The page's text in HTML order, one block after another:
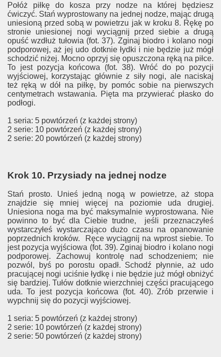
Połóż piłkę do kosza przy nodze na której będziesz
ćwiczyć. Stań wyprostowany na jednej nodze, mając drugą
uniesioną przed sobą w powietrzu jak w kroku 8. Rękę po
stronie uniesionej nogi wyciągnij przed siebie a drugą
opuść wzdłuż tułowia (fot. 37). Zginaj biodro i kolano nogi
podporowej, aż jej udo dotknie łydki i nie będzie już mógł
schodzić niżej. Mocno oprzyj się opuszczona ręką na piłce.
To jest pozycja końcowa (fot. 38). Wróć do po pozycji
wyjściowej, korzystając głównie z siły nogi, ale naciskaj
też ręką w dół na piłkę, by pomóc sobie na pierwszych
centymetrach wstawania. Pięta ma przywierać płasko do
podłogi.
1 seria: 5 powtórzeń (z każdej strony)
2 serie: 10 powtórzeń (z każdej strony)
2 serie: 20 powtórzeń (z każdej strony)
Krok 10. Przysiady na jednej nodze
Stań prosto. Unieś jedną nogą w powietrze, aż stopa
znajdzie się mniej więcej na poziomie uda drugiej.
Uniesiona noga ma być maksymalnie wyprostowana. Nie
powinno to być dla Ciebie trudne, jeśli przeznaczyłeś
wystarczyłeś wystarczająco dużo czasu na opanowanie
poprzednich kroków. Ręce wyciągnij na wprost siebie. To
jest pozycja wyjściowa (fot. 39). Zginaj biodro i kolano nogi
podporowej. Zachowuj kontrolę nad schodzeniem; nie
pozwól, byś po porostu opadł. Schodź płynnie, aż udo
pracującej nogi uciśnie łydkę i nie będzie już mógł obniżyć
się bardziej. Tułów dotknie wierzchniej części pracującego
uda. To jest pozycja końcowa (fot. 40). Zrób przerwie i
wypchnij się do pozycji wyjściowej.
1 seria: 5 powtórzeń (z każdej strony)
2 serie: 10 powtórzeń (z każdej strony)
2 serie: 50 powtórzeń (z każdej strony)